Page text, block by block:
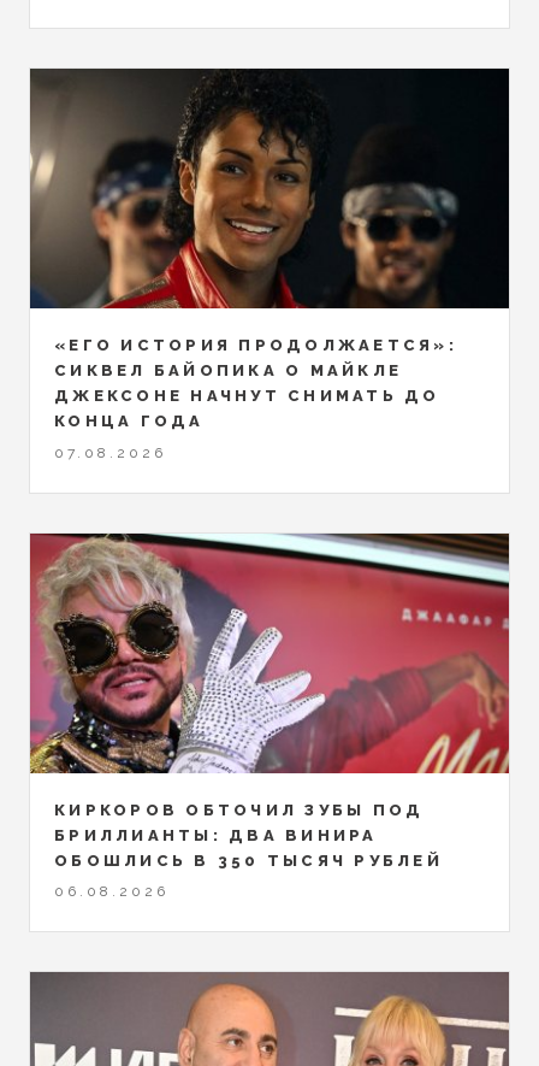
«ЕГО ИСТОРИЯ ПРОДОЛЖАЕТСЯ»:
СИКВЕЛ БАЙОПИКА О МАЙКЛЕ
ДЖЕКСОНЕ НАЧНУТ СНИМАТЬ ДО
КОНЦА ГОДА
07.08.2026
КИРКОРОВ ОБТОЧИЛ ЗУБЫ ПОД
БРИЛЛИАНТЫ: ДВА ВИНИРА
ОБОШЛИСЬ В 350 ТЫСЯЧ РУБЛЕЙ
06.08.2026